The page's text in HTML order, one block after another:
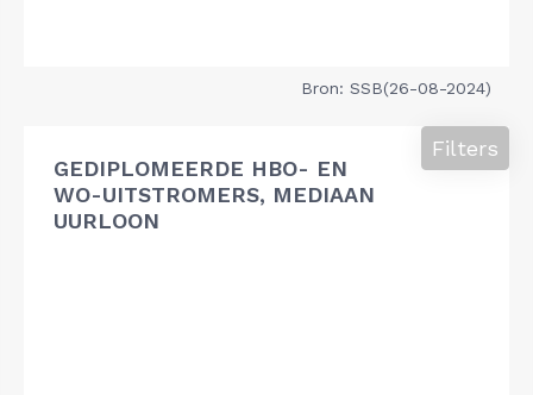
Bron: SSB(26-08-2024)
GEDIPLOMEERDE HBO- EN
WO-UITSTROMERS, MEDIAAN
UURLOON
Filters